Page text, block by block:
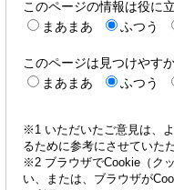
このページの情報は役に
まあまあ
ふつう
このページは見つけやす
まあまあ
ふつう
※1 いただいたご意見は、
るために参考にさせていた
※2 ブラウザでCookie（ク
い、または、ブラウザが